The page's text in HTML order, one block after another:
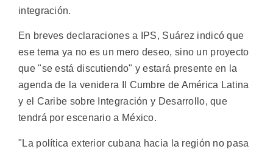
integración.
En breves declaraciones a IPS, Suárez indicó que
ese tema ya no es un mero deseo, sino un proyecto
que "se está discutiendo" y estará presente en la
agenda de la venidera II Cumbre de América Latina
y el Caribe sobre Integración y Desarrollo, que
tendrá por escenario a México.
"La política exterior cubana hacia la región no pasa